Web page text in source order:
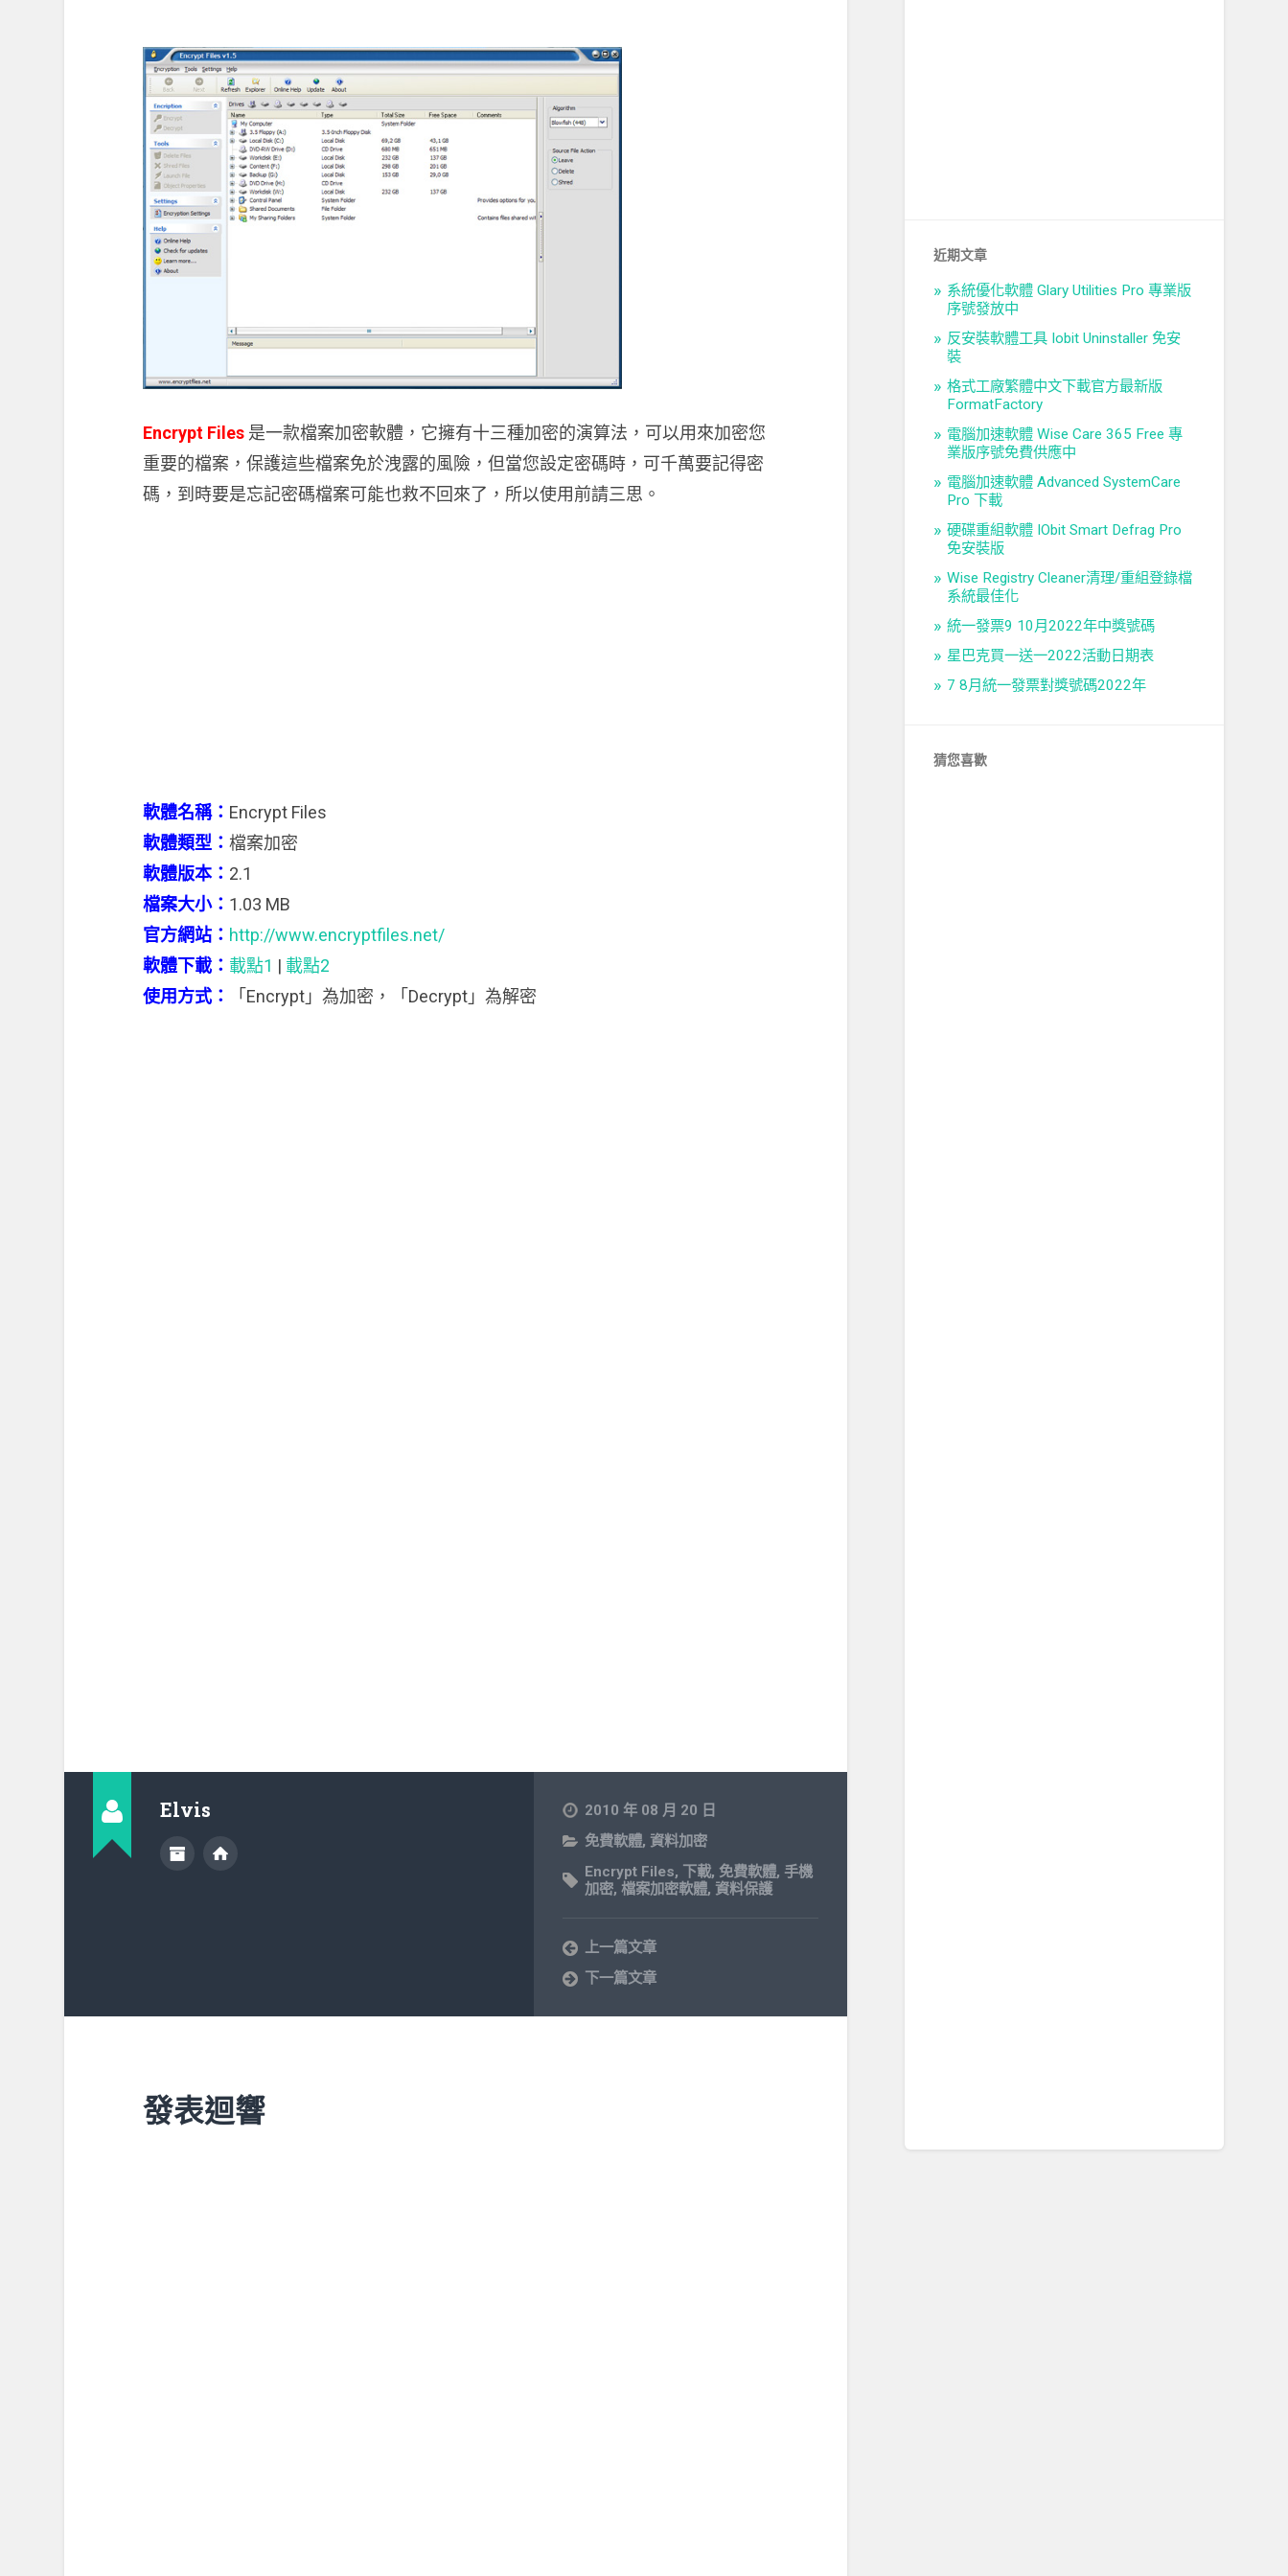
Encrypt Files是一款檔案加密軟體，它擁有十三種加密的演算法，可以用來加密您
重要的檔案，保護這些檔案免於洩露的風險，但當您設定密碼時，可千萬要記得密
碼，到時要是忘記密碼檔案可能也救不回來了，所以使用前請三思。
軟體名稱： Encrypt Files
軟體類型： 檔案加密
軟體版本： 2.1
檔案大小： 1.03 MB
官方網站： http://www.encryptfiles.net/
軟體下載： 載點1 | 載點2
使用方式：
「Encrypt」為加密，「Decrypt」為解密
Elvis
2010 年 08 月 20 日
免費軟體, 資料加密
Encrypt Files, 下載,免費軟體, 手機
加密,檔案加密軟體, 資料保護
上一篇文章
下一篇文章
發表迴響
近期文章
系統優化軟體 Glary Utilities Pro 專業版
序號發放中
反安裝軟體工具 Iobit Uninstaller 免安
裝
格式工廠繁體中文下載官方最新版
FormatFactory
電腦加速軟體 Wise Care 365 Free 專
業版序號免費供應中
電腦加速軟體 Advanced SystemCare
Pro 下載
硬碟重組軟體 IObit Smart Defrag Pro
免安裝版
Wise Registry Cleaner清理/重組登錄檔
系統最佳化
統一發票9 10月2022年中獎號碼
星巴克買一送一2022活動日期表
7 8月統一發票對獎號碼2022年
猜您喜歡